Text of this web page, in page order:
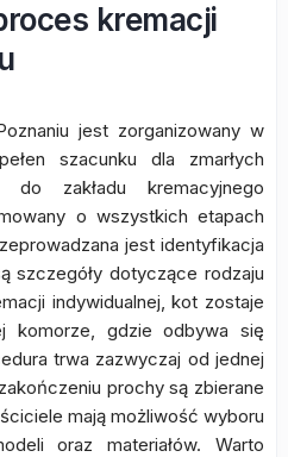
kremacji
jest zorganizowany w
szacunku dla zmarłych
zakładu kremacyjnego
o wszystkich etapach
jest identyfikacja
szczegóły dotyczące rodzaju
indywidualnej, kot zostaje
komorze, gdzie odbywa się
trwa zazwyczaj od jednej
prochy są zbierane
mają możliwość wyboru
oraz materiałów. Warto